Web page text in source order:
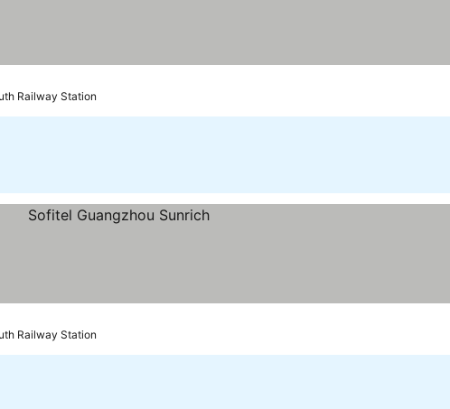
Railway Station
Railway Station